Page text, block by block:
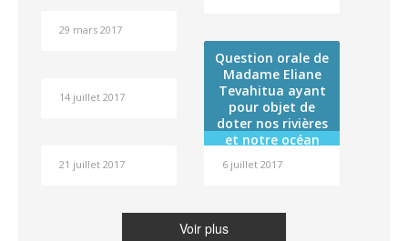
29 mars 2017
Question orale de
Madame Eliane
Tevahitua ayant
pour objet de
doter nos rivières
et notre océan
personnalité
6 juillet 2017
14 juillet 2017
21 juillet 2017
Voir plus